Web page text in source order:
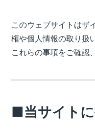
このウェブサイトはザ
権や個人情報の取り扱
これらの事項をご確認
■当サイト